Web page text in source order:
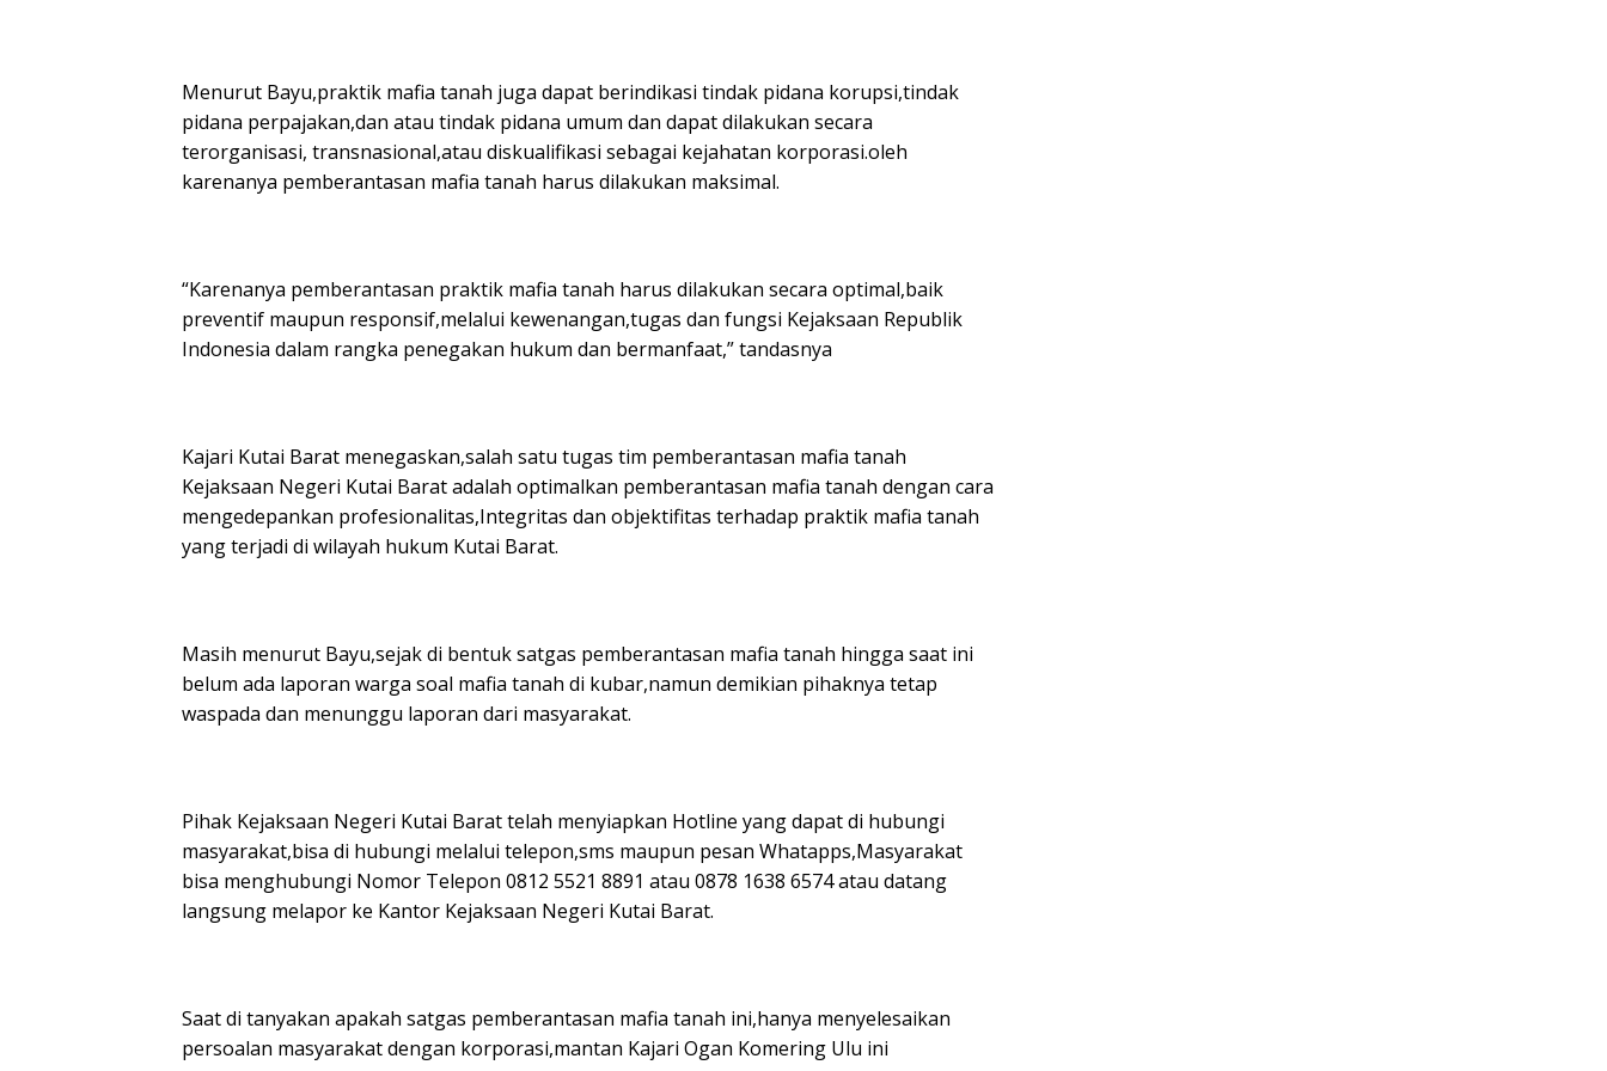
Menurut Bayu,praktik mafia tanah juga dapat berindikasi tindak pidana korupsi,tindak
pidana perpajakan,dan atau tindak pidana umum dan dapat dilakukan secara
terorganisasi, transnasional,atau diskualifikasi sebagai kejahatan korporasi.oleh
karenanya pemberantasan mafia tanah harus dilakukan maksimal.
“Karenanya pemberantasan praktik mafia tanah harus dilakukan secara optimal,baik
preventif maupun responsif,melalui kewenangan,tugas dan fungsi Kejaksaan Republik
Indonesia dalam rangka penegakan hukum dan bermanfaat,” tandasnya
Kajari Kutai Barat menegaskan,salah satu tugas tim pemberantasan mafia tanah
Kejaksaan Negeri Kutai Barat adalah optimalkan pemberantasan mafia tanah dengan cara
mengedepankan profesionalitas,Integritas dan objektifitas terhadap praktik mafia tanah
yang terjadi di wilayah hukum Kutai Barat.
Masih menurut Bayu,sejak di bentuk satgas pemberantasan mafia tanah hingga saat ini
belum ada laporan warga soal mafia tanah di kubar,namun demikian pihaknya tetap
waspada dan menunggu laporan dari masyarakat.
Pihak Kejaksaan Negeri Kutai Barat telah menyiapkan Hotline yang dapat di hubungi
masyarakat,bisa di hubungi melalui telepon,sms maupun pesan Whatapps,Masyarakat
bisa menghubungi Nomor Telepon 0812 5521 8891 atau 0878 1638 6574 atau datang
langsung melapor ke Kantor Kejaksaan Negeri Kutai Barat.
Saat di tanyakan apakah satgas pemberantasan mafia tanah ini,hanya menyelesaikan
persoalan masyarakat dengan korporasi,mantan Kajari Ogan Komering Ulu ini